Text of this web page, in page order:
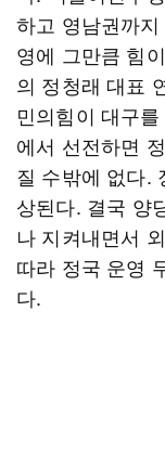
하고 영남권까
영에 그만큼 힘
의 정청래 대표
민의힘이 대구
에서 선전하면
질 수밖에 없다.
상된다. 결국 양
나 지켜내면서
따라 정국 운영
다.